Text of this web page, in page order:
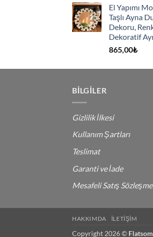
El Yapımı
Taşlı Ayna
Dekoru,
Dekoratif
865,00₺
BILGILER
Gizlilik İlkesi
Kullanım Şartları
Teslimat
Garanti ve İade
Mesafeli Satış
HAKKIMDA İLETIŞIM
Copyright 2026 ©